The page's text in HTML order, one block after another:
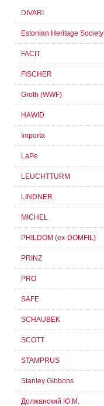
DIVARI
Estonian Heritage Society
FACIT
FISCHER
Groth (WWF)
HAWID
Importa
LaPe
LEUCHTTURM
LINDNER
MICHEL
PHILDOM (ex-DOMFIL)
PRINZ
PRO
SAFE
SCHAUBEK
SCOTT
STAMPRUS
Stanley Gibbons
Должанский Ю.М.